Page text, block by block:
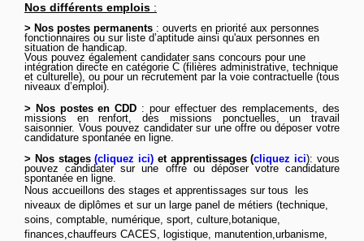
Nos différents emplois :
> Nos postes permanents : ouverts en priorité aux personnes
fonctionnaires ou sur liste d’aptitude ainsi qu'aux personnes en
situation de handicap.
Vous pouvez également candidater sans concours pour une
intégration directe en catégorie C (filières administrative, technique
et culturelle), ou pour un recrutement par la voie contractuelle (tous
niveaux d’emploi).
> Nos postes en CDD : pour effectuer des remplacements, des
missions en renfort, des missions ponctuelles, un travail
saisonnier. Vous pouvez candidater sur une offre ou déposer votre
candidature spontanée en ligne.
> Nos stages(cliquez ici) et apprentissages (cliquez ici): vous
pouvez candidater sur une offre ou déposer votre candidature
spontanée en ligne.
Nous accueillons des stages et apprentissages sur tous les
niveaux de diplômes et sur un large panel de métiers (technique,
soins, comptable, numérique, sport, culture,botanique,
finances,chauffeurs CACES, logistique, manutention,urbanisme,